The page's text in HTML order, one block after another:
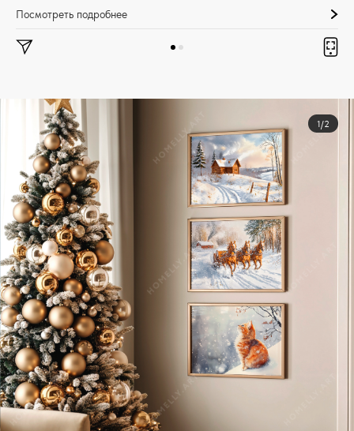
Посмотреть подробнее
1/2